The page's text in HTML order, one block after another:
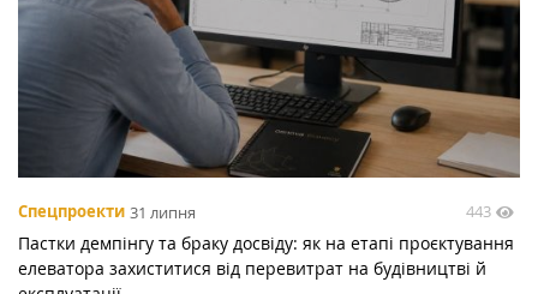
Спецпроекти 31 липня 443
Пастки демпінгу та браку досвіду: як на етапі проєктування
елеватора захиститися від перевитрат на будівництві й